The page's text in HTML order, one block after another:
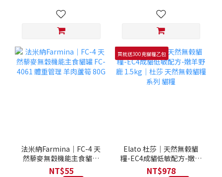
法米納Farmina｜FC-4 天
然藜麥無穀機能主食貓罐
FC-4061 體重管理 羊肉蘆
NT$55
買就送300克貓糧乙包
Elato 杜莎｜天然無榖貓
糧-EC4成貓低敏配方-嫩羊
野鹿 1.5kg｜杜莎 天然無
NT$978